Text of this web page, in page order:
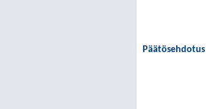
Päätösehdotus